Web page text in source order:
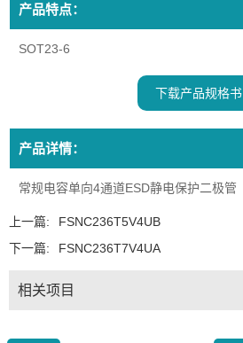
产品特点：
SOT23-6
下载产品规格书
产品详情：
常规电容单向4通道ESD静电保护二极管
上一篇:
FSNC236T5V4UB
下一篇:
FSNC236T7V4UA
相关项目